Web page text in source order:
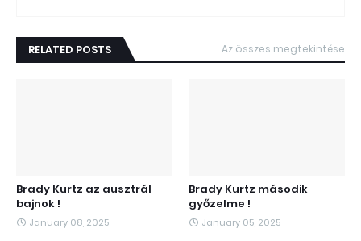
RELATED POSTS Az összes megtekintése
Brady Kurtz az ausztrál
bajnok !
January 08, 2025
Brady Kurtz második
győzelme !
January 05, 2025